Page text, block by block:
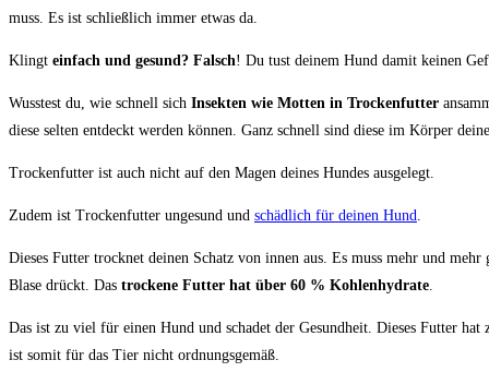
muss. Es ist schließlich immer etwas da.
Klingt einfach und gesund? Falsch! Du tust deinem Hund damit keinen
Wusstest du, wie schnell sich Insekten wie Motten in Trockenfutter
diese selten entdeckt werden können. Ganz schnell sind diese im Körper
Trockenfutter ist auch nicht auf den Magen deines Hundes ausgelegt.
Zudem ist Trockenfutter ungesund und schädlich für deinen Hund
Dieses Futter trocknet deinen Schatz von innen aus. Es muss mehr und
Blase drückt. Das trockene Futter hat über 60 % Kohlenhydrate
Das ist zu viel für einen Hund und schadet der Gesundheit. Dieses Futter
ist somit für das Tier nicht ordnungsgemäß.